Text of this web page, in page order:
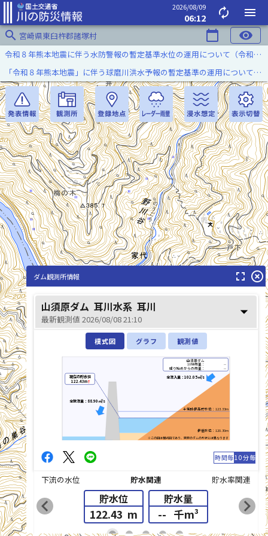
2026/08/09
06:12 autorenew
menu
search 宮崎県東臼杵郡諸塚村 calendar_today visibility
令和８年熊本地震に伴う水防警報の暫定基準水位の運用について（令和８年８月７日）
「令和８年熊本地震」に伴う球磨川洪水予報の暫定基準の運用について（令和８年８月５日）
list_alt
ダム観測所情報 fullscreen highlight_off
山須原ダム 耳川水系 耳川
最新観測値 2026/08/08 21:10 arrow_drop_down
模式図 グラフ 観測値
※この図は模式図であり、実際のダムの形状とは異なります
平常時最高貯水位：123.33m
最低水位：120.30m
現在の貯水位
122.43m↑
全流入量：102.05㎥/s
全放流量：88.90㎥/s
山須原ダム
10分雨量： --
降り始めからの雨量： --
時間毎10分毎
下流の水位 貯水関連 貯水率関連
貯水位
122.43 m
貯水量
-- 千m³
chevron_left chevron_right